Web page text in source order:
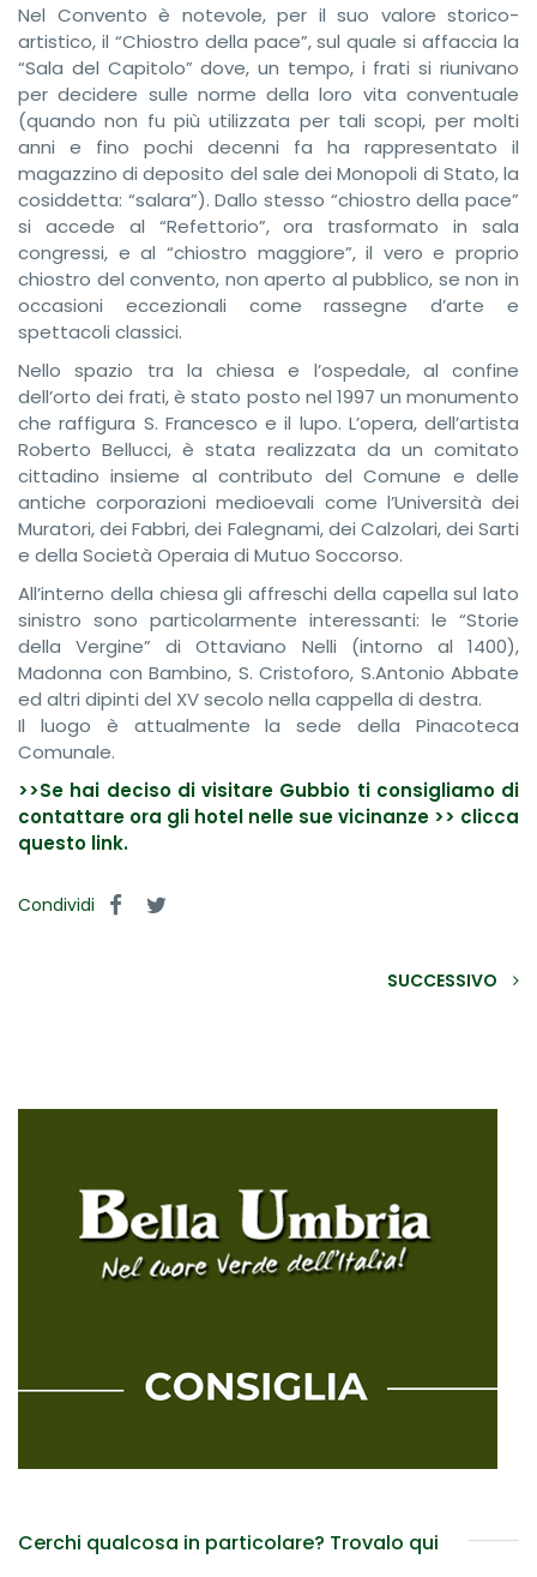
Nel Convento è notevole, per il suo valore storico-
artistico, il “Chiostro della pace”, sul quale si affaccia la
“Sala del Capitolo” dove, un tempo, i frati si riunivano
per decidere sulle norme della loro vita conventuale
(quando non fu più utilizzata per tali scopi, per molti
anni e fino pochi decenni fa ha rappresentato il
magazzino di deposito del sale dei Monopoli di Stato, la
cosiddetta: “salara”). Dallo stesso “chiostro della pace”
si accede al “Refettorio”, ora trasformato in sala
congressi, e al “chiostro maggiore”, il vero e proprio
chiostro del convento, non aperto al pubblico, se non in
occasioni eccezionali come rassegne d’arte e
spettacoli classici.
Nello spazio tra la chiesa e l’ospedale, al confine
dell’orto dei frati, è stato posto nel 1997 un monumento
che raffigura S. Francesco e il lupo. L’opera, dell’artista
Roberto Bellucci, è stata realizzata da un comitato
cittadino insieme al contributo del Comune e delle
antiche corporazioni medioevali come l’Università dei
Muratori, dei Fabbri, dei Falegnami, dei Calzolari, dei Sarti
e della Società Operaia di Mutuo Soccorso.
All’interno della chiesa gli affreschi della capella sul lato
sinistro sono particolarmente interessanti: le “Storie
della Vergine” di Ottaviano Nelli (intorno al 1400),
Madonna con Bambino, S. Cristoforo, S.Antonio Abbate
ed altri dipinti del XV secolo nella cappella di destra.
Il luogo è attualmente la sede della Pinacoteca
Comunale.
>>Se hai deciso di visitare Gubbio ti consigliamo di
contattare ora gli hotel nelle sue vicinanze >> clicca
questo link.
Condividi
SUCCESSIVO
Cerchi qualcosa in particolare? Trovalo qui